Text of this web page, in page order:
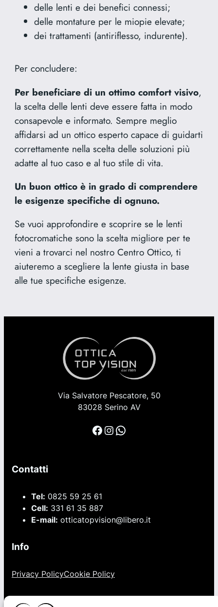
delle lenti e dei benefici connessi;
delle montature per le miopie elevate;
dei trattamenti (antiriflesso, indurente).
Per concludere:
Per beneficiare di un ottimo comfort visivo,
la scelta delle lenti deve essere fatta in modo
consapevole e informato. Sempre meglio
affidarsi ad un ottico esperto capace di guidarti
correttamente nella scelta delle soluzioni più
adatte al tuo caso e al tuo stile di vita.
Un buon ottico è in grado di comprendere
le esigenze specifiche di ognuno.
Se vuoi approfondire e scoprire se le lenti
fotocromatiche sono la scelta migliore per te
vieni a trovarci nel nostro Centro Ottico, ti
aiuteremo a scegliere la lente giusta in base
alle tue specifiche esigenze.
Via Salvatore Pescatore, 50
83028 Serino AV
Facebook Instagram WhatsApp
Contatti
Tel: 0825 59 25 61
Cell: 331 61 35 887
E-mail: otticatopvision@libero.it
Info
Privacy PolicyCookie Policy
Orari (Da Settembre a Giugno)